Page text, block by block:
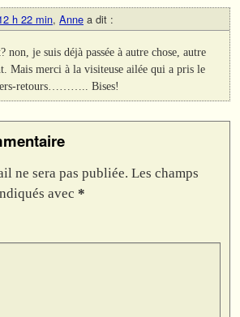
h 22 min, Anne a dit :
non, je suis déjà passée à autre chose, autre
Mais merci à la visiteuse ailée qui a pris le
retours……….. Bises!
ne sera pas publiée. Les champs
avec *